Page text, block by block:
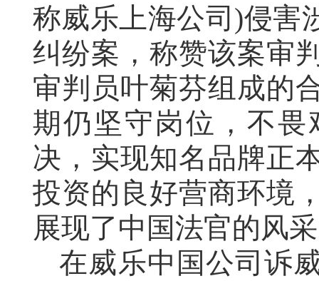
称威乐上海公司)侵害
纠纷案，称赞该案审
审判员叶菊芬组成的
期仍坚守岗位，不
决，实现知名品牌正
投资的良好营商环境
展现了中国法官的风
在威乐中国公司诉